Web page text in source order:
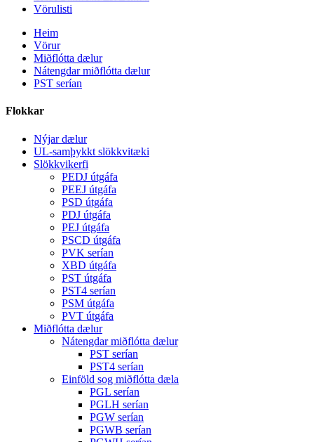
Vörulisti
Heim
Vörur
Miðflótta dælur
Nátengdar miðflótta dælur
PST serían
Flokkar
Nýjar dælur
UL-samþykkt slökkvitæki
Slökkvikerfi
PEDJ útgáfa
PEEJ útgáfa
PSD útgáfa
PDJ útgáfa
PEJ útgáfa
PSCD útgáfa
PVK serían
XBD útgáfa
PST útgáfa
PST4 serían
PSM útgáfa
PVT útgáfa
Miðflótta dælur
Nátengdar miðflótta dælur
PST serían
PST4 serían
Einföld sog miðflótta dæla
PGL serían
PGLH serían
PGW serían
PGWB serían